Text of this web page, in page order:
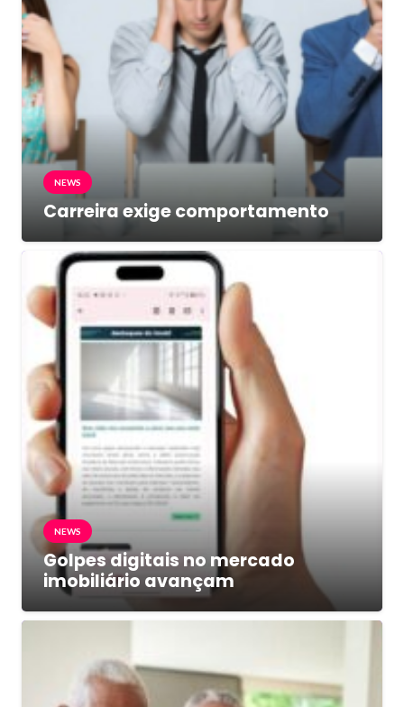
NEWS
Carreira exige comportamento
NEWS
Golpes digitais no mercado
imobiliário avançam